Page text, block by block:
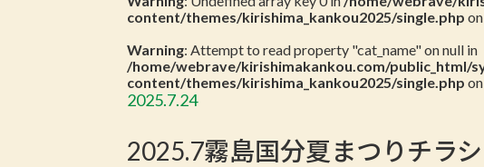
content/themes/kirishima_kankou2025/single.php
Warning: Attempt to read property "cat_name" on null in
/home/webrave/kirishimakankou.com/public_html/
content/themes/kirishima_kankou2025/single.php
2025.7.24
2025.7霧島国分夏まつりチ